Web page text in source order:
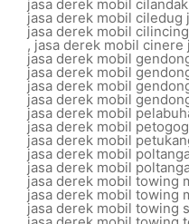
jasa derek mobil
jasa derek mobil ciledug
jasa derek mobil cilincing
, jasa derek mobil cinere
jasa derek mobil
jasa derek mobil
jasa derek mobil
jasa derek mobil
jasa derek mobil
jasa derek mobil
jasa derek mobil
jasa derek mobil
jasa derek mobil
jasa derek mobil towing
jasa derek mobil towing
jasa derek mobil towing